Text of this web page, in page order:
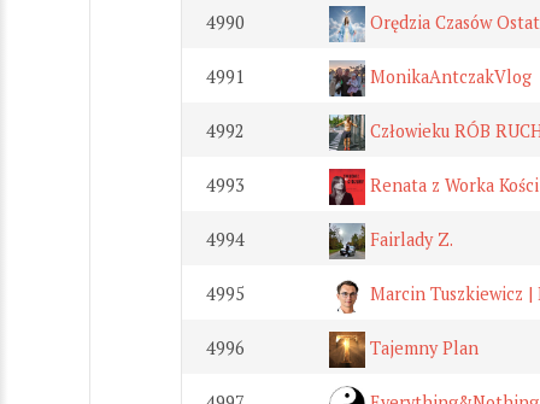
4990 Orędzia Czasów
4991 MonikaAntczakVlog
4992 Człowieku RÓB
4993 Renata z Worka
4994 Fairlady Z.
4995 Marcin Tuszkiewicz
4996 Tajemny Plan